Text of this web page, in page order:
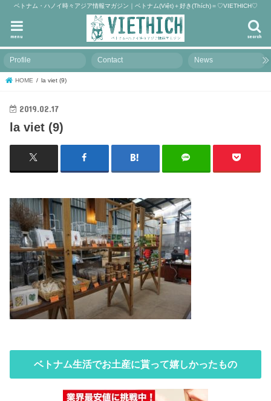
ベトナム・ハノイ時々アジア情報マガジン｜ベトナム(Việt)＋好き(Thích)＝♡VIETHICH♡
search
menu
Profile Contact News
HOME la viet (9)
2019.02.17
la viet (9)
ベトナム生活でお土産に貰って嬉しかったもの